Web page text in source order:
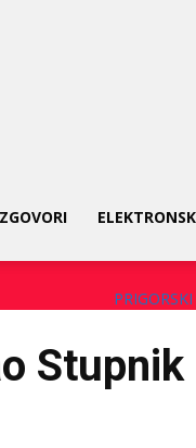
Stupnik